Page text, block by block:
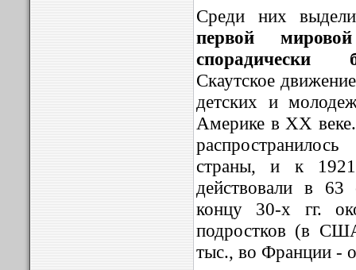
Среди них
первой
спорадически
Скаутское
детских и
Америке в ХХ
страны, и к
действовали в 63
концу 30-х гг.
подростков (в
тыс., во Франции -